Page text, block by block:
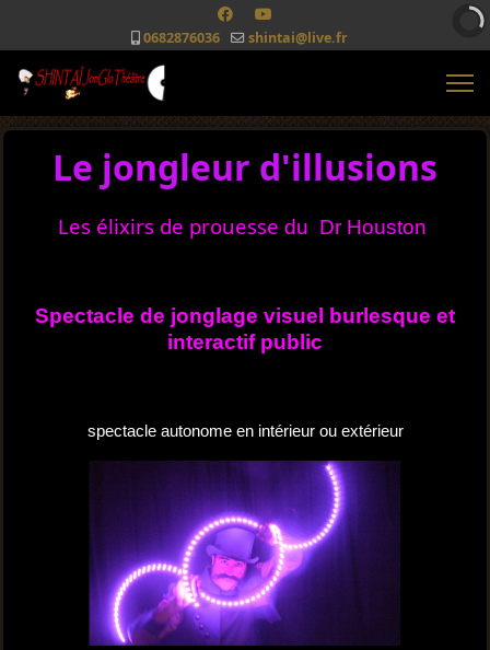
0682876036 shintai@live.fr
Le jongleur d'illusions
Les élixirs de prouesse du Dr Houston
Spectacle de jonglage visuel burlesque et
interactif public
spectacle autonome en intérieur ou extérieur